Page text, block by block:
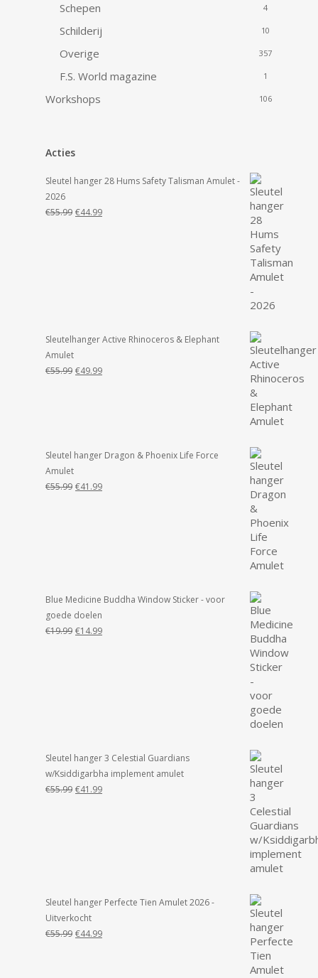
Schepen 4
Schilderij 10
Overige 357
F.S. World magazine 1
Workshops 106
Acties
Sleutel hanger 28 Hums Safety Talisman Amulet -
2026
€55.99 Oorspronkelijke
€44.99Huidige
Sleutelhanger Active Rhinoceros & Elephant
Amulet
€55.99 Oorspronkelijke
€49.99Huidige
Sleutel hanger Dragon & Phoenix Life Force
Amulet
€55.99 Oorspronkelijke
€41.99Huidige
Blue Medicine Buddha Window Sticker - voor
goede doelen
€19.99 Oorspronkelijke
€14.99Huidige
Sleutel hanger 3 Celestial Guardians
w/Ksiddigarbha implement amulet
€55.99 Oorspronkelijke
€41.99Huidige
Sleutel hanger Perfecte Tien Amulet 2026 -
Uitverkocht
€55.99 Oorspronkelijke
€44.99Huidige